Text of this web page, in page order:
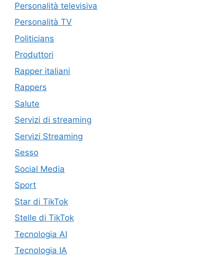
Personalità televisiva
Personalità TV
Politicians
Produttori
Rapper italiani
Rappers
Salute
Servizi di streaming
Servizi Streaming
Sesso
Social Media
Sport
Star di TikTok
Stelle di TikTok
Tecnologia AI
Tecnologia IA